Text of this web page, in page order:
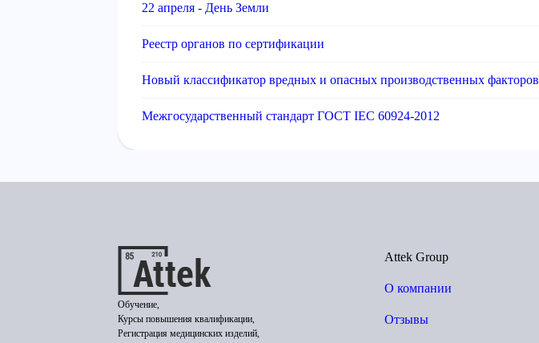
22 апреля - День Земли
Реестр органов по сертификации
Новый классификатор вредных и опасных производственных факторов
Межгосударственный стандарт ГОСТ IEC 60924-2012
Обучение,
Курсы повышения квалификации,
Регистрация медицинских изделий,
Attek Group
О компании
Отзывы